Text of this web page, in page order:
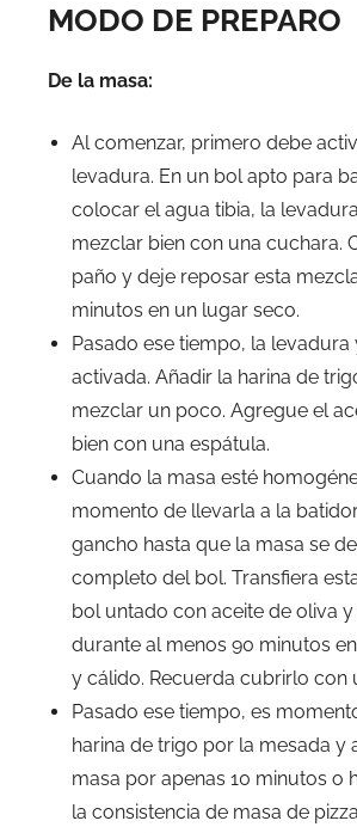
MODO DE PREPARO
De la masa:
Al comenzar, primero debe
levadura. En un bol apto para
colocar el agua tibia, la
mezclar bien con una cuchara.
paño y deje reposar esta
minutos en un lugar seco.
Pasado ese tiempo, la levadura
activada. Añadir la harina de
mezclar un poco. Agregue el
bien con una espátula.
Cuando la masa esté
momento de llevarla a la
gancho hasta que la masa se
completo del bol. Transfiera
bol untado con aceite de oliva
durante al menos 90 minutos
y cálido. Recuerda cubrirlo con
Pasado ese tiempo, es
harina de trigo por la mesada y
masa por apenas 10 minutos o
la consistencia de masa de